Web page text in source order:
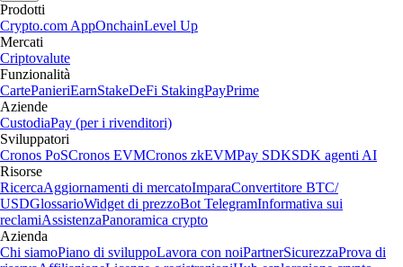
Prodotti
Crypto.com AppOnchainLevel Up
Mercati
Criptovalute
Funzionalità
CartePanieriEarnStakeDeFi StakingPayPrime
Aziende
CustodiaPay (per i rivenditori)
Sviluppatori
Cronos PoSCronos EVMCronos zkEVMPay SDKSDK agenti AI
Risorse
RicercaAggiornamenti di mercatoImparaConvertitore BTC/
USDGlossarioWidget di prezzoBot TelegramInformativa sui
reclamiAssistenzaPanoramica crypto
Azienda
Chi siamoPiano di sviluppoLavora con noiPartnerSicurezzaProva di